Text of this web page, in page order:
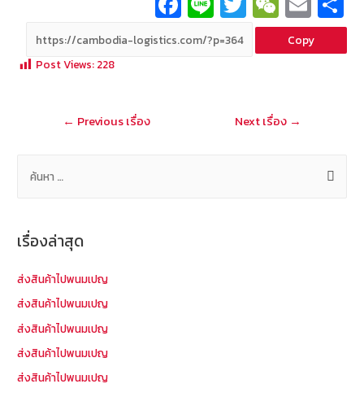
ce
b
n
e
wi
tt
e
C
at
m
ai
Copy
Post Views: 228
แนะแนว
← Previous เรื่อง Next เรื่อง →
ห
รั
เรื่องล่าสุด
ส่งสินค้าไปพนมเปญ
ส่งสินค้าไปพนมเปญ
ส่งสินค้าไปพนมเปญ
ส่งสินค้าไปพนมเปญ
ส่งสินค้าไปพนมเปญ